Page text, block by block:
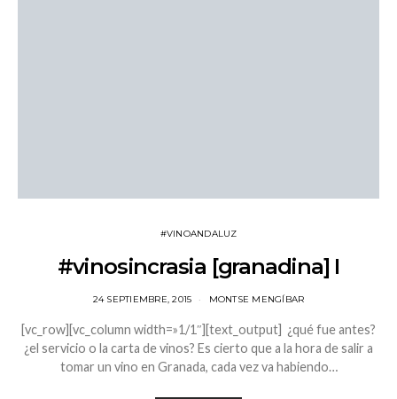
#VINOANDALUZ
#vinosincrasia [granadina] I
24 SEPTIEMBRE, 2015 MONTSE MENGÍBAR
[vc_row][vc_column width=»1/1″][text_output] ¿qué fue antes?
¿el servicio o la carta de vinos? Es cierto que a la hora de salir a
tomar un vino en Granada, cada vez va habiendo…